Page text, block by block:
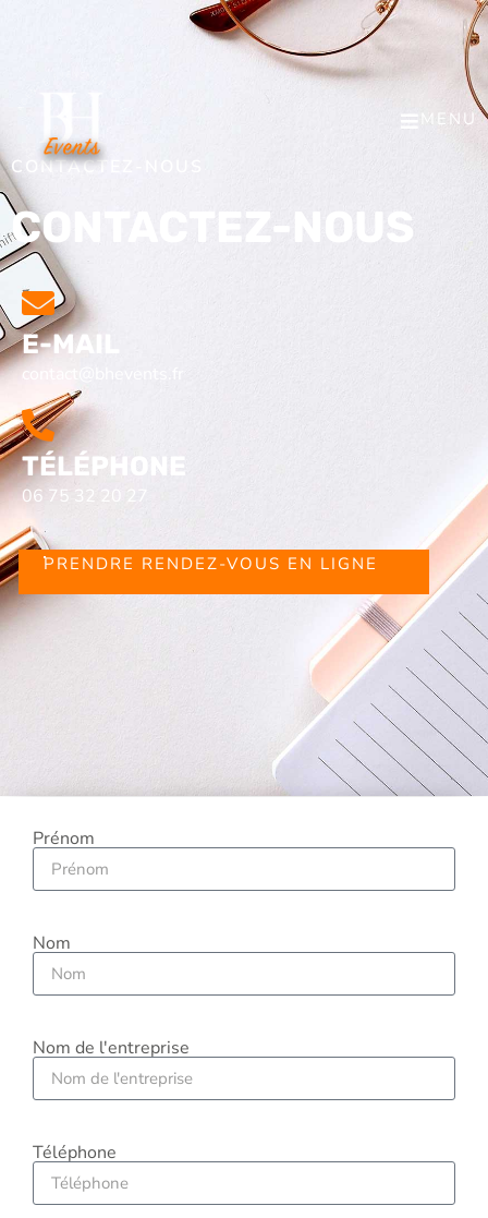
MENU
CONTACTEZ-NOUS
CONTACTEZ-NOUS
E-MAIL
contact@bhevents.fr
TÉLÉPHONE
06 75 32 20 27
PRENDRE RENDEZ-VOUS EN LIGNE
Prénom
Nom
Nom de l'entreprise
Téléphone